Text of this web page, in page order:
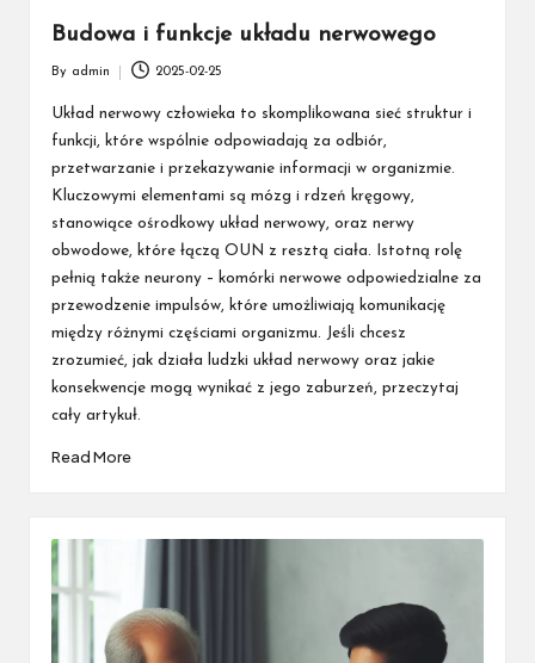
Budowa i funkcje układu nerwowego
by
By admin 2025-02-25
Układ nerwowy człowieka to skomplikowana sieć struktur i
funkcji, które wspólnie odpowiadają za odbiór,
przetwarzanie i przekazywanie informacji w organizmie.
Kluczowymi elementami są mózg i rdzeń kręgowy,
stanowiące ośrodkowy układ nerwowy, oraz nerwy
obwodowe, które łączą OUN z resztą ciała. Istotną rolę
pełnią także neurony – komórki nerwowe odpowiedzialne za
przewodzenie impulsów, które umożliwiają komunikację
między różnymi częściami organizmu. Jeśli chcesz
zrozumieć, jak działa ludzki układ nerwowy oraz jakie
konsekwencje mogą wynikać z jego zaburzeń, przeczytaj
cały artykuł.
Read More